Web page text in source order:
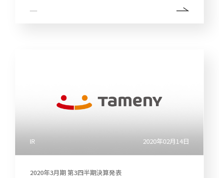
IR 2020年02月14日
2020年3月期 第3四半期決算発表